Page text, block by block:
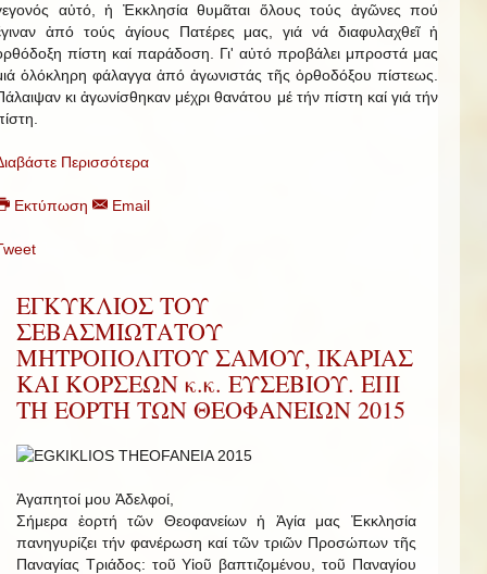
αὐτό, ἡ Ἐκκλησία θυμᾶται ὅλους τούς ἀγῶνες πού
ἀπό τούς ἁγίους Πατέρες μας, γιά νά διαφυλαχθεῖ ἡ
πίστη καί παράδοση. Γι' αὐτό προβάλει μπροστά μας
ὁλόκληρη φάλαγγα ἀπό ἀγωνιστάς τῆς ὀρθοδόξου πίστεως.
κι ἀγωνίσθηκαν μέχρι θανάτου μέ τήν πίστη καί γιά τήν
Περισσότερα
Εκτύπωση Email
ΕΓΚΥΚΛΙΟΣ ΤΟΥ
ΣΕΒΑΣΜΙΩΤΑΤΟΥ
ΜΗΤΡΟΠΟΛΙΤΟΥ ΣΑΜΟΥ, ΙΚΑΡΙΑΣ
ΚΑΙ ΚΟΡΣΕΩΝ κ.κ. ΕΥΣΕΒΙΟΥ. ΕΠΙ
ΤΗ ΕΟΡΤΗ ΤΩΝ ΘΕΟΦΑΝΕΙΩΝ 2015
Ἀγαπητοί μου Ἀδελφοί,
Σήμερα ἑορτή τῶν Θεοφανείων ἡ Ἁγία μας Ἐκκλησία
πανηγυρίζει τήν φανέρωση καί τῶν τριῶν Προσώπων τῆς
Παναγίας Τριάδος: τοῦ Υἱοῦ βαπτιζομένου, τοῦ Παναγίου